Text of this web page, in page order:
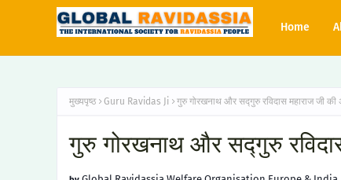
Home
मुख्यपृष्ठ Guru Ravidas Ji गुरु गोरखनाथ और सद्गुरु रविदास महाराज जी की
गुरु गोरखनाथ और सद्गुरु